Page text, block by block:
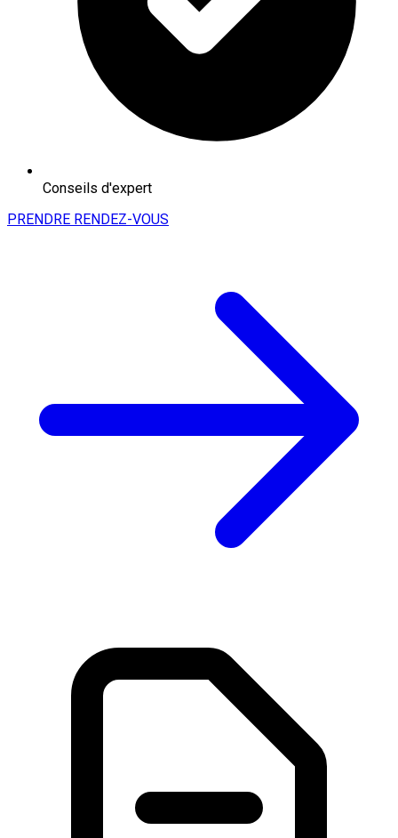
Conseils d'expert
PRENDRE RENDEZ-VOUS